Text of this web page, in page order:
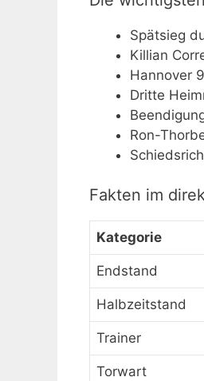
Spätsieg
Killian
Hannover
Dritte
Ron-
Fakten im
Kategorie
Endstand
Halbzeitstand
Trainer
Torwart